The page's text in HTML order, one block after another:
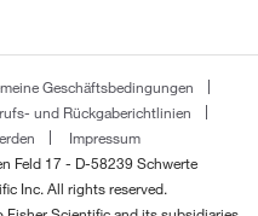
Geschäftsbedingungen
und Rückgaberichtlinien
Impressum
Feld 17 - D-58239 Schwerte
Inc. All rights reserved.